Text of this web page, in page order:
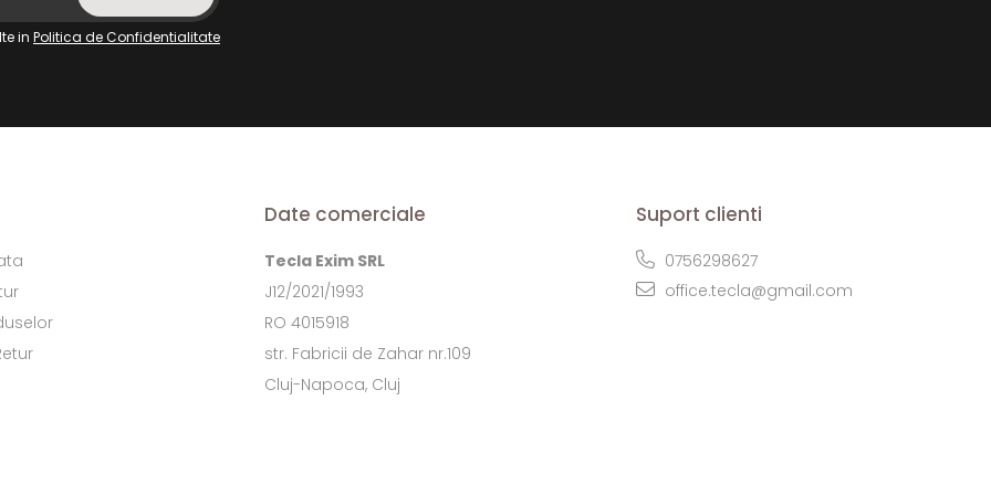
in Politica de Confidentialitate
Date comerciale
Tecla Exim SRL
J12/2021/1993
RO 4015918
str. Fabricii de Zahar nr.109
Cluj-Napoca, Cluj
Suport clienti
0756298627
office.tecla@gmail.com